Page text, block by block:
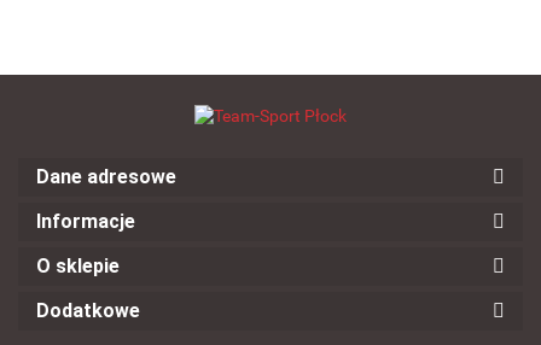
Dane adresowe
Informacje
O sklepie
Dodatkowe